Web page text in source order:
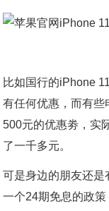
比如国行的iPhone
有任何优惠，而有
500元的优惠劵，实
了一千多元。
可是身边的朋友还是
一个24期免息的政